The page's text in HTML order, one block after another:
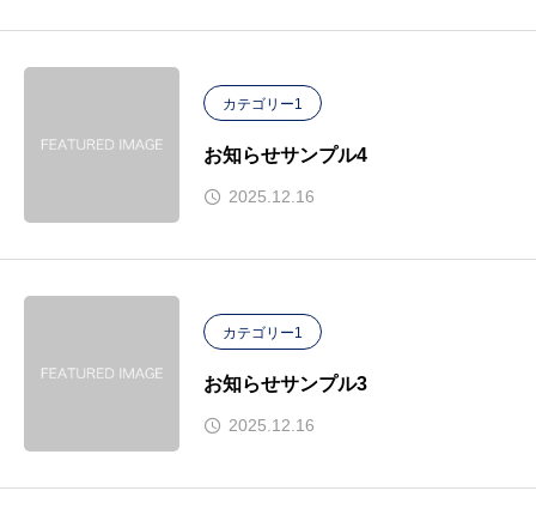
カテゴリー1
お知らせサンプル4
2025.12.16
カテゴリー1
お知らせサンプル3
2025.12.16